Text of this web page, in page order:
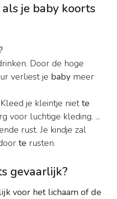
je baby koorts
Door de hoge
verliest je baby meer
je kleintje niette
voor luchtige kleding. ...
rust. Je kindje zal
te rusten.
gevaarlijk?
voor het lichaam of de